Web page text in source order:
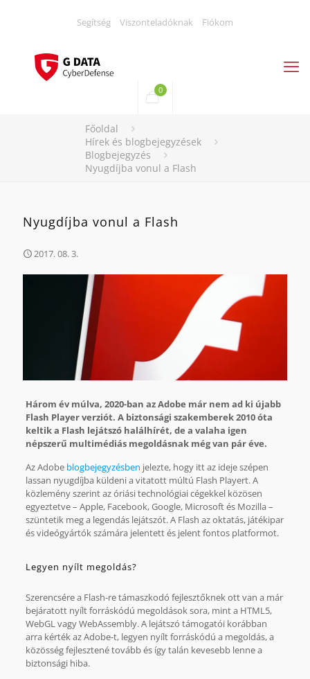
Segítség Viszonteladóknak Fiókom
0
Főoldal
Hírek és blogbejegyzések
Blogbejegyzés
Nyugdíjba vonul a Flash
Nyugdíjba vonul a Flash
2017. 08. 3.
Három év múlva, 2020-ban az Adobe már nem ad ki újabb
Flash Player verziót. A biztonsági szakemberek 2010 óta
keltik a Flash lejátszó halálhírét, de a valaha igen
népszerű multimédiás megoldásnak még van pár éve.
Az Adobe blogbejegyzésben jelezte, hogy itt az ideje szépen
lassan nyugdíjba küldeni a vitatott múltú Flash Playert. A
közlemény szerint az óriási technológiai cégekkel közösen
egyeztetve – Apple, Facebook, Google, Microsoft és Mozilla –
szüntetik meg a legendás lejátszót. A Flash az oktatás, játékipar
és videógyártók számára jelentett és jelent fontos platformot.
Legyen nyílt megoldás?
Szerencsére a Flash-re támaszkodó fejlesztőknek ott van a már
bejáratott nyílt forráskódú megoldások sora, mint a HTML5,
WebGL vagy WebAssembly. A lejátszó támogatói korábban
arra kérték az Adobe-t, legyen nyílt forráskódú a megoldás, a
közösség fejlesztené tovább és így talán kevesebb lenne a
biztonsági hiba.